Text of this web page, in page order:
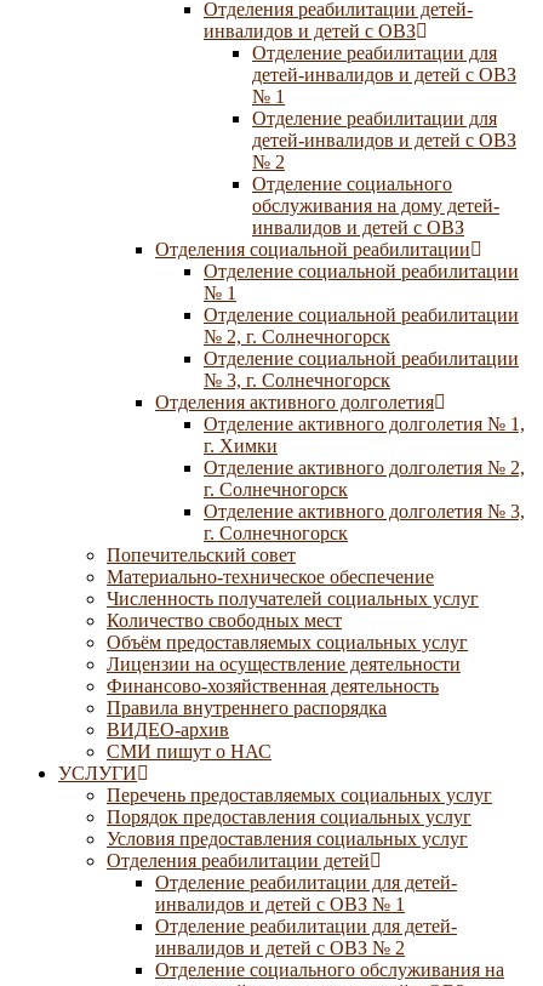
Отделения реабилитации детей-
инвалидов и детей с ОВЗ
Отделение реабилитации для
детей-инвалидов и детей с ОВЗ
№ 1
Отделение реабилитации для
детей-инвалидов и детей с ОВЗ
№ 2
Отделение социального
обслуживания на дому детей-
инвалидов и детей с ОВЗ
Отделения социальной реабилитации
Отделение социальной реабилитации
№ 1
Отделение социальной реабилитации
№ 2, г. Солнечногорск
Отделение социальной реабилитации
№ 3, г. Солнечногорск
Отделения активного долголетия
Отделение активного долголетия № 1,
г. Химки
Отделение активного долголетия № 2,
г. Солнечногорск
Отделение активного долголетия № 3,
г. Солнечногорск
Попечительский совет
Материально-техническое обеспечение
Численность получателей социальных услуг
Количество свободных мест
Объём предоставляемых социальных услуг
Лицензии на осуществление деятельности
Финансово-хозяйственная деятельность
Правила внутреннего распорядка
ВИДЕО-архив
СМИ пишут о НАС
УСЛУГИ
Перечень предоставляемых социальных услуг
Порядок предоставления социальных услуг
Условия предоставления социальных услуг
Отделения реабилитации детей
Отделение реабилитации для детей-
инвалидов и детей с ОВЗ № 1
Отделение реабилитации для детей-
инвалидов и детей с ОВЗ № 2
Отделение социального обслуживания на